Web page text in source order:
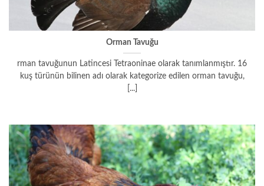
Orman Tavuğu
rman tavuğunun Latincesi Tetraoninae olarak tanımlanmıştır. 16
kuş türünün bilinen adı olarak kategorize edilen orman tavuğu,
[...]